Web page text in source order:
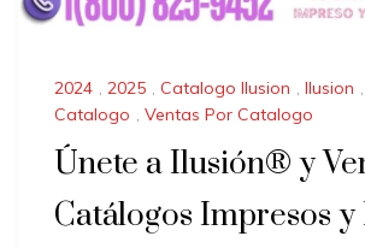
2024 , 2025 , Catalogo Ilusion , Ilusion ,
Catalogo , Ventas Por Catalogo
Únete a Ilusión® y
Catálogos Impresos